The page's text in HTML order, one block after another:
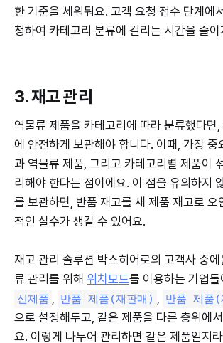
한 기준을 세워둬요. 고객 요청 접수 단계에
청하여 카테고리 분류에 걸리는 시간을 줄이
3. 재고 관리
역물류 제품을 카테고리에 따라 분류했다면
에 안전하게 보관해야 합니다. 이때, 가장 중
과 역물류 제품, 그리고 카테고리별 제품이
리해야 한다는 점이에요. 이 점을 유의하지
를 보관하면, 반품 재고를 새 제품 재고로 오
적인 실수가 생길 수 있어요.
재고 관리 솔루션 박스히어로의 고객사 중
류 관리를 위해 위치모드를 이용하는 기업
신제품 반품 제품(재판매) 반품 제품(
으로 설정해두고, 같은 제품을 다른 층위에
요. 이렇게 나누어 관리하면 같은 제품일지